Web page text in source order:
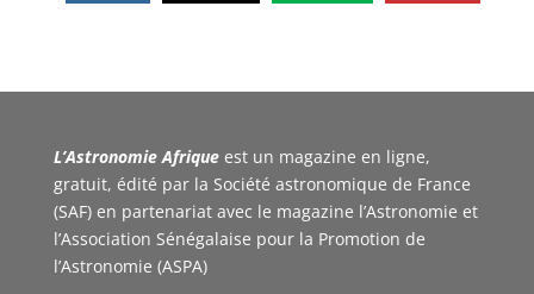
L’Astronomie Afrique est un magazine en ligne,
gratuit, édité par la Société astronomique de France
(SAF) en partenariat avec le magazine l’Astronomie et
l’Association Sénégalaise pour la Promotion de
l’Astronomie (ASPA)